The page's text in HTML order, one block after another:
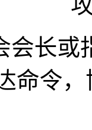
会长
命令